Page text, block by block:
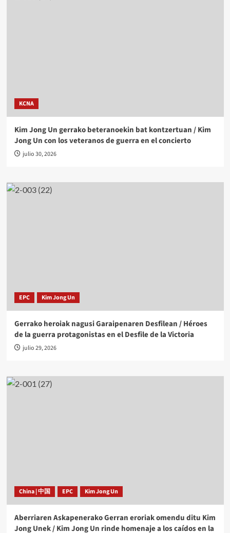
KCNA
Kim Jong Un gerrako beteranoekin bat kontzertuan / Kim
Jong Un con los veteranos de guerra en el concierto
julio 30, 2026
EPC Kim Jong Un
Gerrako heroiak nagusi Garaipenaren Desfilean / Héroes
de la guerra protagonistas en el Desfile de la Victoria
julio 29, 2026
China | 中国 EPC Kim Jong Un
Aberriaren Askapenerako Gerran eroriak omendu ditu Kim
Jong Unek / Kim Jong Un rinde homenaje a los caídos en la